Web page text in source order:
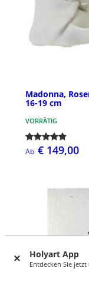
Holyart App
Entdecken Sie
Madonna,
16-19 cm
VORRÄTIG
Ab € 149,00